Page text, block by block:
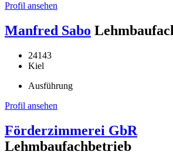
Profil ansehen
Manfred Sabo
24143
Kiel
Ausführung
Profil ansehen
Förderzimmerei GbR
Lehmbaufachbetrieb